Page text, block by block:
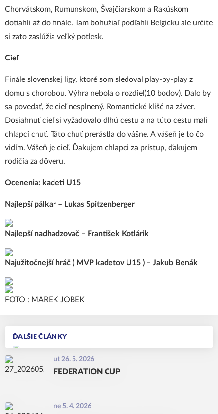
ĎALŠIE ČLÁNKY
ut 26. 5. 2026
FEDERATION CUP
ne 5. 4. 2026
Chorvátskom, Rumunskom, Švajčiarskom a Rakúskom
dotiahli až do finále. Tam bohužiaľ podľahli Belgicku ale určite
si zato zaslúžia veľký potlesk.
Cieľ
Finále slovenskej ligy, ktoré som sledoval play-by-play z
domu s chorobou. Výhra nebola o rozdiel(10 bodov). Dalo by
sa povedať, že cieľ nesplnený. Romantické klišé na záver.
Dosiahnuť cieľ si vyžadovalo dlhú cestu a na túto cestu mali
chlapci chuť. Táto chuť prerástla do vášne. A vášeň je to čo
vidím. Vášeň je cieľ. Ďakujem chlapci za prístup, ďakujem
rodičia za dôveru.
Ocenenia: kadeti U15
Najlepší pálkar – Lukas Spitzenberger
Najlepší nadhadzovač – František Kotlárik
Najužitočnejší hráč ( MVP kadetov U15 ) – Jakub Benák
FOTO : MAREK JOBEK